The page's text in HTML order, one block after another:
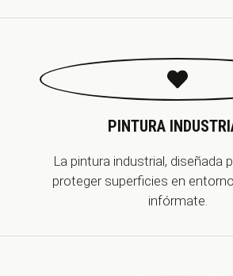
PINTURA
La pintura industrial, diseñada
proteger superficies en
infórmate.